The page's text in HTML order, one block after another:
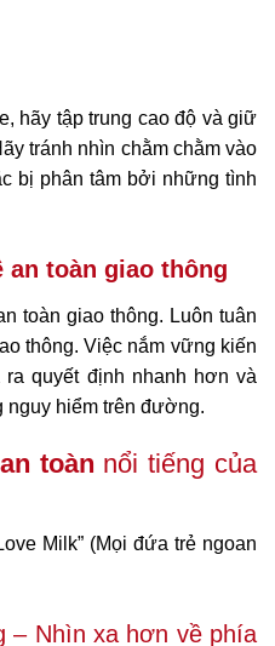
hãy tập trung cao độ và giữ
tránh nhìn chằm chằm vào
bị phân tâm bởi những tình
an toàn giao thông
toàn giao thông. Luôn tuân
thông. Việc nắm vững kiến
quyết định nhanh hơn và
hiểm trên đường.
toàn nổi tiếng của
Milk” (Mọi đứa trẻ ngoan
– Nhìn xa hơn về phía